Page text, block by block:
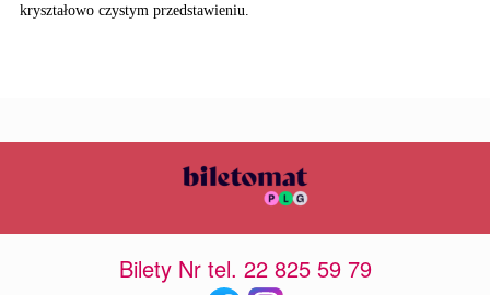
kryształowo czystym przedstawieniu.
Bilety Nr tel. 22 825 59 79